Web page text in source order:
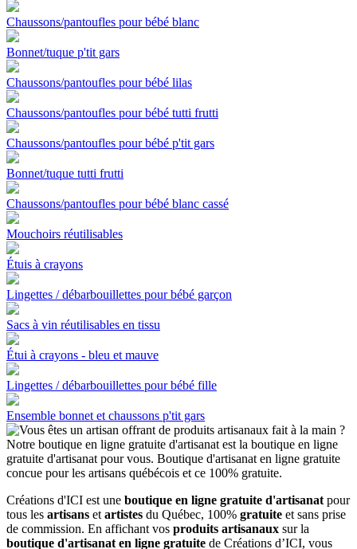
Chaussons/pantoufles pour bébé blanc
Bonnet/tuque p'tit gars
Chaussons/pantoufles pour bébé lilas
Chaussons/pantoufles pour bébé tutti frutti
Chaussons/pantoufles pour bébé p'tit gars
Bonnet/tuque tutti frutti
Chaussons/pantoufles pour bébé blanc cassé
Mouchoirs réutilisables
Étuis à crayons
Lingettes / débarbouillettes pour bébé garçon
Sacs à vin réutilisables en tissu
Étui à crayons - bleu et mauve
Lingettes / débarbouillettes pour bébé fille
Ensemble bonnet et chaussons p'tit gars
Créations d'ICI est une boutique en ligne gratuite d'artisanat pour
tous les artisans et artistes du Québec, 100% gratuite et sans prise
de commission. En affichant vos produits artisanaux sur la
boutique d'artisanat en ligne gratuite de Créations d’ICI, vous